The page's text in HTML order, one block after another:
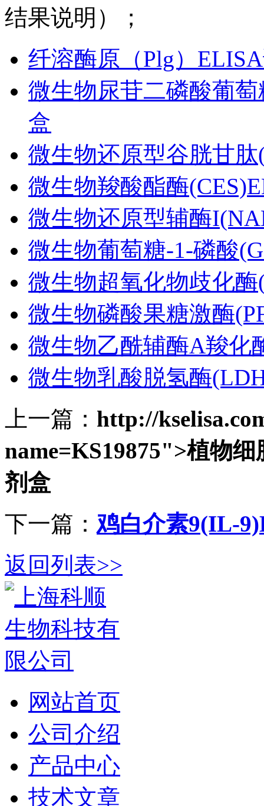
结果说明）；
纤溶酶原（Plg）
微生物尿苷二磷酸葡
盒
微生物还原型谷胱甘
微生物羧酸酯酶
微生物还原型辅酶
微生物葡萄糖-1-磷酸
微生物超氧化物歧化
微生物磷酸果糖激酶
微生物乙酰辅酶A羧化
微生物乳酸脱氢酶
上一篇： http://
name=KS19875">植物
剂盒
下一篇： 鸡白介素9(IL-
返回列表>>
网站首页
公司介绍
产品中心
技术文章